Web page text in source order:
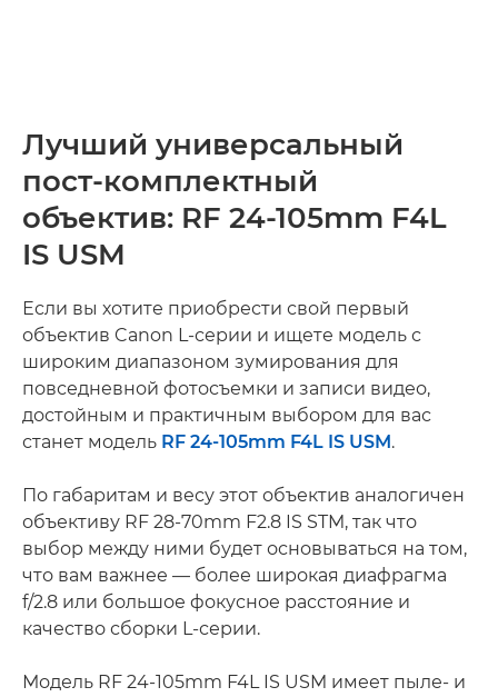
Лучший универсальный
пост-комплектный
объектив: RF 24-105mm F4L
IS USM
Если вы хотите приобрести свой первый
объектив Canon L-серии и ищете модель с
широким диапазоном зумирования для
повседневной фотосъемки и записи видео,
достойным и практичным выбором для вас
станет модель RF 24-105mm F4L IS USM.
По габаритам и весу этот объектив аналогичен
объективу RF 28-70mm F2.8 IS STM, так что
выбор между ними будет основываться на том,
что вам важнее — более широкая диафрагма
f/2.8 или большое фокусное расстояние и
качество сборки L-серии.
Модель RF 24-105mm F4L IS USM имеет пыле- и